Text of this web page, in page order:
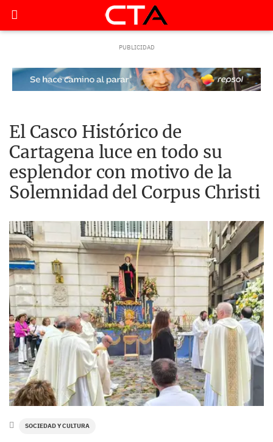
El Casco Histórico de
Cartagena luce en todo su
esplendor con motivo de la
Solemnidad del Corpus Christi
SOCIEDAD Y CULTURA